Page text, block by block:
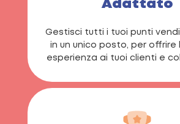
Adattato
Gestisci tutti i tuoi punti
in un unico posto, per offrire
esperienza ai tuoi clienti e